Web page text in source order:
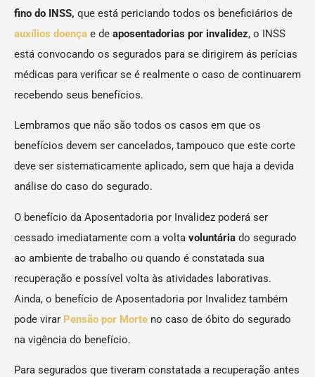
fino do INSS, que está periciando todos os beneficiários de
auxílios doença e de aposentadorias por invalidez, o INSS
está convocando os segurados para se dirigirem ás perícias
médicas para verificar se é realmente o caso de continuarem
recebendo seus benefícios.
Lembramos que não são todos os casos em que os
benefícios devem ser cancelados, tampouco que este corte
deve ser sistematicamente aplicado, sem que haja a devida
análise do caso do segurado.
O benefício da Aposentadoria por Invalidez poderá ser
cessado imediatamente com a volta voluntária do segurado
ao ambiente de trabalho ou quando é constatada sua
recuperação e possível volta às atividades laborativas.
Ainda, o benefício de Aposentadoria por Invalidez também
pode virar Pensão por Morte no caso de óbito do segurado
na vigência do benefício.
Para segurados que tiveram constatada a recuperação antes